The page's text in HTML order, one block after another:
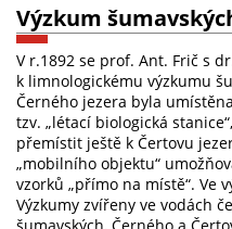
Výzkum
V r.1892 se prof. Ant. Frič s
k limnologickému výzkumu
Černého jezera byla
tzv. „létací biologická
přemístit ještě k Čertovu
„mobilního objektu“
vzorků „přímo na místě“. Ve
Výzkumy zvířeny ve vodách